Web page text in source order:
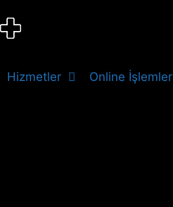
Hizmetler Online İşlemler